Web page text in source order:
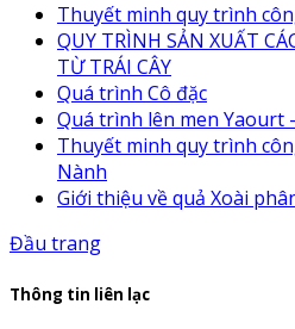
Thuyết minh quy trình
QUY TRÌNH SẢN XUẤT
TỪ TRÁI CÂY
Quá trình Cô đặc
Quá trình lên men Yaourt
Thuyết minh quy trình
Nành
Giới thiệu về quả Xoài
Đầu trang
Thông tin liên lạc